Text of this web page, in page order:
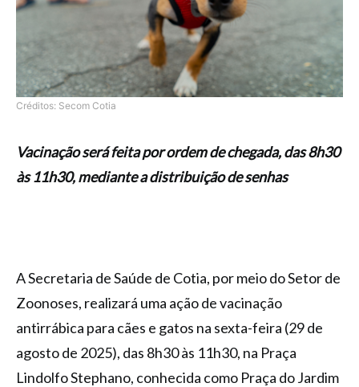
Créditos: Secom Cotia
Vacinação será feita por ordem de chegada, das 8h30
às 11h30, mediante a distribuição de senhas
A Secretaria de Saúde de Cotia, por meio do Setor de
Zoonoses, realizará uma ação de vacinação
antirrábica para cães e gatos na sexta-feira (29 de
agosto de 2025), das 8h30 às 11h30, na Praça
Lindolfo Stephano, conhecida como Praça do Jardim